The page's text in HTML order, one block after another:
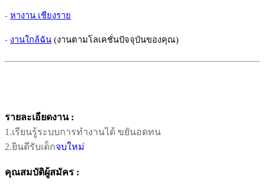
- หางาน เชียงราย
- งานใกล้ฉัน (งานตามโลเคชั่นปัจจุบันของคุณ)
รายละเอียดงาน :
1.เรียนรู้ระบบการทำงานได้ ขยันอดทน
2.ยินดีรับเด็กจบใหม่
คุณสมบัติผู้สมัคร :